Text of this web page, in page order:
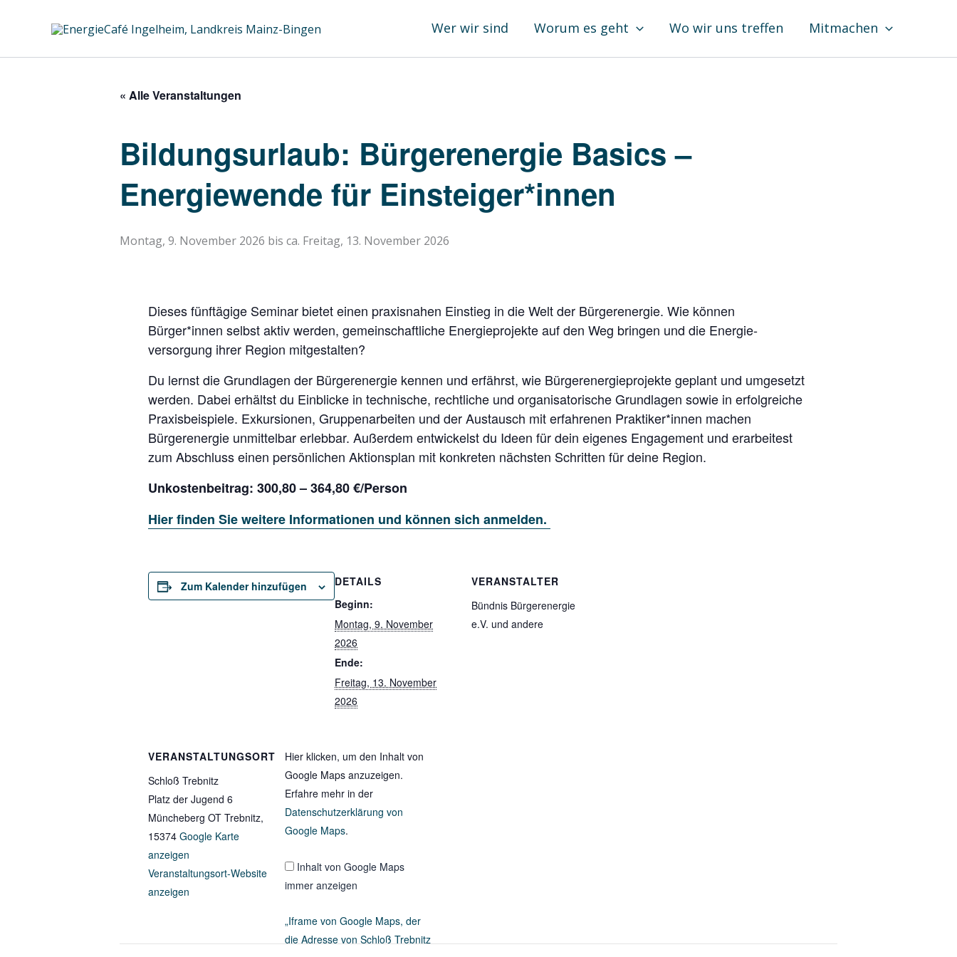
Wer wir sind Worum es geht Wo wir uns treffen Mitmachen
« Alle Veranstaltungen
Bildungsurlaub: Bürgerenergie Basics –
Energiewende für Einsteiger*innen
Montag, 9. November 2026 bis ca. Freitag, 13. November 2026
Dieses fünftägige Seminar bietet einen praxisnahen Einstieg in die Welt der Bürgerenergie. Wie können
Bürger*innen selbst aktiv werden, gemein­schaftliche Energieprojekte auf den Weg bringen und die Energie­
versorgung ihrer Region mitgestalten?
Du lernst die Grundlagen der Bürgerenergie kennen und erfährst, wie Bürgerenergieprojekte geplant und umgesetzt
werden. Dabei erhältst du Einblicke in technische, rechtliche und organisatorische Grundlagen sowie in erfolgreiche
Praxisbeispiele. Exkursionen, Gruppenarbeiten und der Austausch mit erfahrenen Praktiker*innen machen
Bürgerenergie unmittelbar erlebbar. Außerdem entwickelst du Ideen für dein eigenes Engagement und erarbeitest
zum Abschluss einen persönlichen Aktionsplan mit konkreten nächsten Schritten für deine Region.
Unkostenbeitrag: 300,80 – 364,80 €/Person
Hier finden Sie weitere Informationen und können sich anmelden.
Zum Kalender hinzufügen
DETAILS
Beginn:
Montag, 9. November
2026
Ende:
Freitag, 13. November
2026
VERANSTALTER
Bündnis Bürgerenergie
e.V. und andere
VERANSTALTUNGSORT
Schloß Trebnitz
Platz der Jugend 6
Müncheberg OT Trebnitz,
15374 Google Karte
anzeigen
Veranstaltungsort-Website
anzeigen
Maps,
die
Adresse
von
Trebnitz
anzeigt“
von
Google
Maps
anzeigen
Hier klicken, um den Inhalt von
Google Maps anzuzeigen.
Erfahre mehr in der
Datenschutzerklärung von
Google Maps.
Inhalt von Google Maps
immer anzeigen
„Iframe von Google Maps, der
die Adresse von Schloß Trebnitz